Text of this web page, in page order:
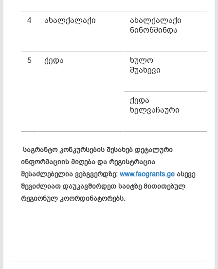
4 ახალქალაქი
ახალქალაქი
ნინოწმინდა
5 ქედა
ხულო
შუახევი
ქედა
ხელვაჩაური
საგრანტო კონკურსების შესახებ დეტალური
ინფორმაციის მიღება და რეგისტრაცია
შესაძლებელია ვებგვერდზე: www.faogrants.geასევე
შეგიძლიათ დაუკავშირდეთ საიტზე მითითებულ
რეგიონულ კოორდინატორებს.